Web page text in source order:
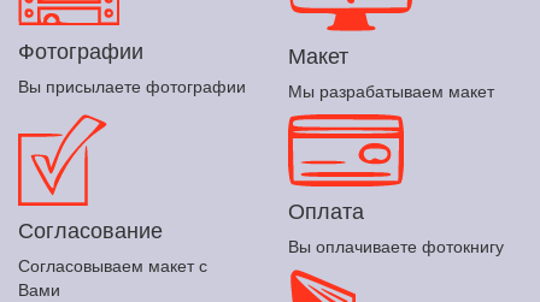
Фотографии
Вы присылаете фотографии
Макет
Мы разрабатываем макет
Согласование
Согласовываем макет с
Вами
Оплата
Вы оплачиваете фотокнигу